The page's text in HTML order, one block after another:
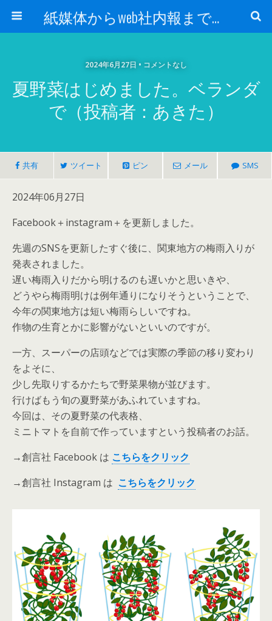
紙媒体からweb社内報まで 社内報制作会社 創言社：東京都千代田区飯田橋駅から１分
2024年6月27日 • コメントなし
夏野菜はじめました。ベランダ
で（投稿者：あきた）
共有 ツイート ピン メール SMS
2024年06月27日
Facebook＋instagram＋を更新しました。
先週のSNSを更新したすぐ後に、関東地方の梅雨入りが
発表されました。
遅い梅雨入りだから明けるのも遅いかと思いきや、
どうやら梅雨明けは例年通りになりそうということで、
今年の関東地方は短い梅雨らしいですね。
作物の生育とかに影響がないといいのですが。
一方、スーパーの店頭などでは実際の季節の移り変わり
をよそに、
少し先取りするかたちで野菜果物が並びます。
行けばもう旬の夏野菜があふれていますね。
今回は、その夏野菜の代表格、
ミニトマトを自前で作っていますという投稿者のお話。
→創言社 Facebook は こちらをクリック
→創言社 Instagram は こちらをクリック